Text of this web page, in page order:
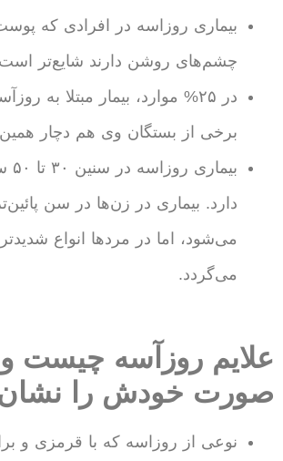
بیماری روزاسه در افرادی که
چشم‌های روشن دارند شایع‌تر
در ۲۵% موارد، بیمار مبتلا به
برخی از بستگان وی هم دچار همین
دارد. بیماری در زن‌ها در سن
می‌شود، اما در مردها انواع
می‌گردد.
علایم روزآسه چیست
صورت خودش را
نوعی از روزاسه که با قرمزی و